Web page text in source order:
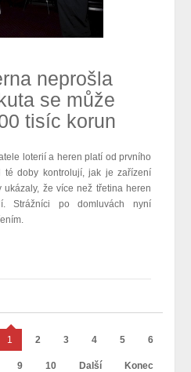
neprošla
se může
tisíc korun
loterií a heren platí od prvního
té doby kontrolují, jak je zařízení
ukázaly, že více než třetina heren
Strážníci po domluvách nyní
1 2 3 4 5 6
9 10 Další Konec